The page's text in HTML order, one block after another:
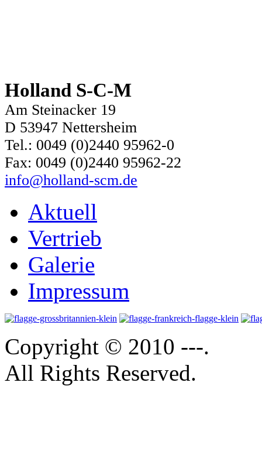
Holland S-C-M
Am Steinacker 19
D 53947 Nettersheim
Tel.: 0049 (0)2440 95962-0
Fax: 0049 (0)2440 95962-22
info@holland-scm.de
Aktuell
Vertrieb
Galerie
Impressum
Copyright © 2010 ---.
All Rights Reserved.